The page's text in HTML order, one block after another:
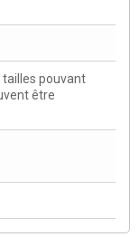
pouvant
être